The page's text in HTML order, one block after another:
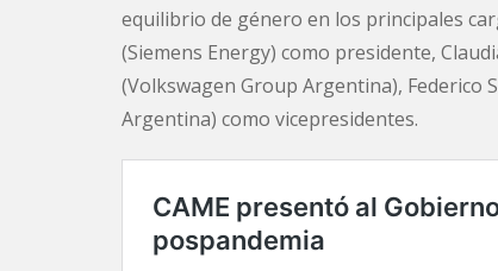
equilibrio de género en los principales
(Siemens Energy) como presidente,
(Volkswagen Group Argentina), Federico
Argentina) como vicepresidentes.